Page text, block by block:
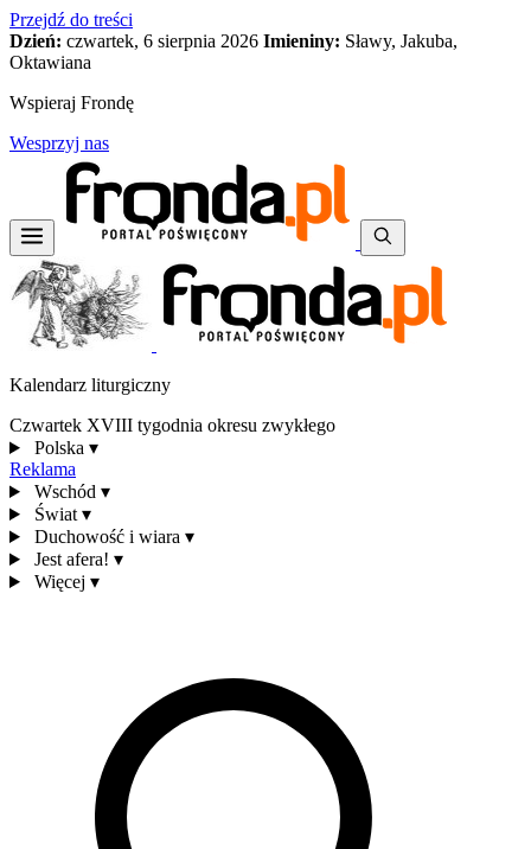
Przejdź do treści
Dzień: czwartek, 6 sierpnia 2026 Imieniny: Sławy, Jakuba,
Oktawiana
Wspieraj Frondę
Wesprzyj nas
Kalendarz liturgiczny
Czwartek XVIII tygodnia okresu zwykłego
Polska ▾
Reklama
Wschód ▾
Świat ▾
Duchowość i wiara ▾
Jest afera! ▾
Więcej ▾